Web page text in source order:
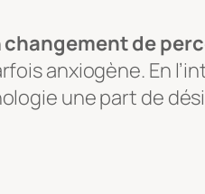
changement de
anxiogène. En
une part de